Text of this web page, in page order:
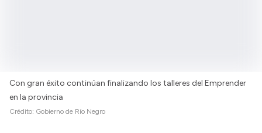
Con gran éxito continúan finalizando los talleres del Emprender
en la provincia
Crédito: Gobierno de Río Negro